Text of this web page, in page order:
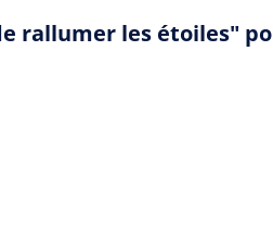
rallumer les étoiles"